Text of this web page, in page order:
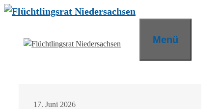
Zum
Menü
17. Juni 2026